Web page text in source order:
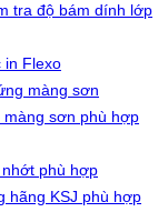
tra độ bám dính lớp
in Flexo
màng sơn
sơn phù hợp
phù hợp
hãng KSJ phù hợp